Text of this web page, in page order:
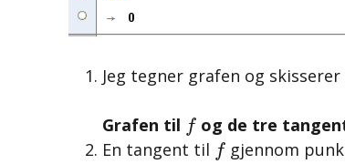
Jeg tegner grafen og
Grafen til f
f og de tre
En tangent til f
f gjennom